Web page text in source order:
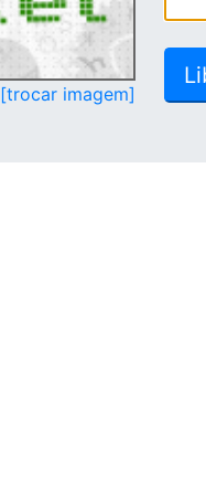
[trocar imagem]